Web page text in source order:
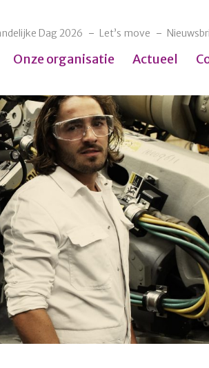
Dag 2026 Let’s move
Onze organisatie Actueel